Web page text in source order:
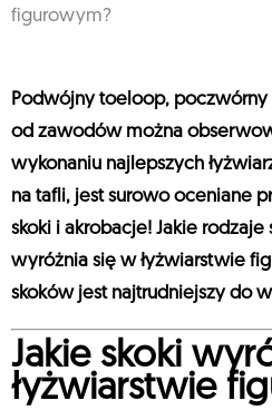
figurowym?
Podwójny toeloop, poczwórny
od zawodów można
wykonaniu najlepszych
na tafli, jest surowo oceniane
skoki i akrobacje! Jakie rodzaje
wyróżnia się w łyżwiarstwie
skoków jest najtrudniejszy do
Jakie skoki
łyżwiarstwie